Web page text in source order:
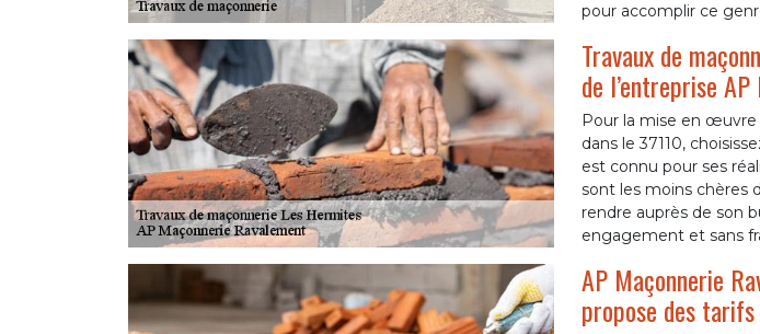
pour accomplir ce
Travaux de
de l’entreprise
Pour la mise en œuvre
dans le 37110,
est connu pour ses
sont les moins chères
rendre auprès de son
engagement et sans
AP Maçonnerie
propose des